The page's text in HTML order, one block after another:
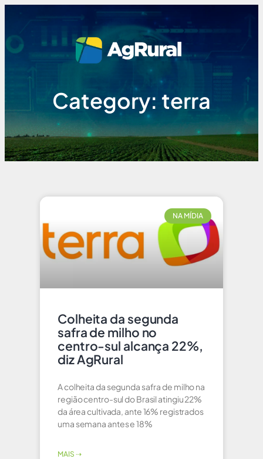
Category: terra
NA MÍDIA
Colheita da segunda
safra de milho no
centro-sul alcança 22%,
diz AgRural
A colheita da segunda safra de milho na
região centro-sul do Brasil atingiu 22%
da ⁠área cultivada, ante ‌16% registrados
uma semana antes e 18%
MAIS ⇢